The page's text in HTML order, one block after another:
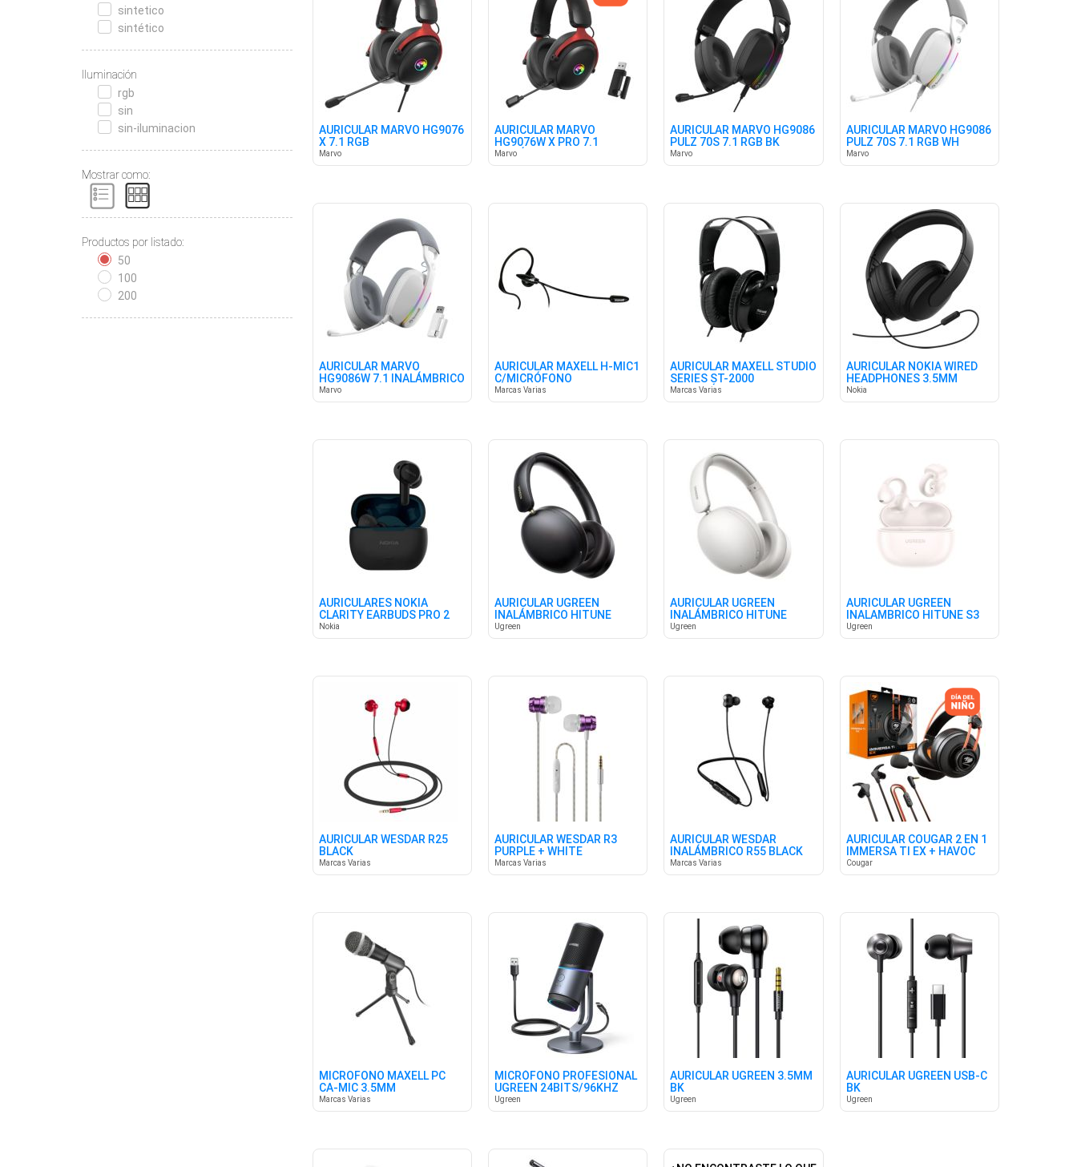
sintetico
sintético
Iluminación
rgb
sin
sin-iluminacion
Mostrar como:
Productos por listado:
50
100
200
AURICULAR MARVO HG9076
X 7.1 RGB
Marvo
AURICULAR MARVO
HG9076W X PRO 7.1
INALÁMBRICO RGB
Marvo
AURICULAR MARVO HG9086
PULZ 70S 7.1 RGB BK
Marvo
AURICULAR MARVO HG9086
PULZ 70S 7.1 RGB WH
Marvo
AURICULAR MARVO
HG9086W 7.1 INALÁMBRICO
RGB WH
Marvo
AURICULAR MAXELL H-MIC1
C/MICRÓFONO
Marcas Varias
AURICULAR MAXELL STUDIO
SERIES ST-2000
C/MICRÓFONO
Marcas Varias
AURICULAR NOKIA WIRED
HEADPHONES 3.5MM
Nokia
AURICULARES NOKIA
CLARITY EARBUDS PRO 2
Nokia
AURICULAR UGREEN
INALÁMBRICO HITUNE
MAX2 BK
Ugreen
AURICULAR UGREEN
INALÁMBRICO HITUNE
MAX2 WT
Ugreen
AURICULAR UGREEN
INALAMBRICO HITUNE S3
WT
Ugreen
AURICULAR WESDAR R25
BLACK
Marcas Varias
AURICULAR WESDAR R3
PURPLE + WHITE
Marcas Varias
AURICULAR WESDAR
INALÁMBRICO R55 BLACK
Marcas Varias
AURICULAR COUGAR 2 EN 1
IMMERSA TI EX + HAVOC
Cougar
MICROFONO MAXELL PC
CA-MIC 3.5MM
Marcas Varias
MICRÓFONO PROFESIONAL
UGREEN 24BITS/96KHZ
Ugreen
AURICULAR UGREEN 3.5MM
BK
Ugreen
AURICULAR UGREEN USB-C
BK
Ugreen